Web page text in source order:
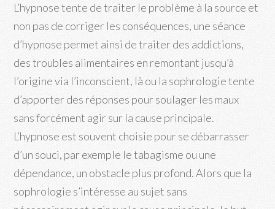
L’hypnose tente de traiter le problème à la source et
non pas de corriger les conséquences, une séance
d’hypnose permet ainsi de traiter des addictions,
des troubles alimentaires en remontant jusqu’à
l’origine via l’inconscient, là ou la sophrologie tente
d’apporter des réponses pour soulager les maux
sans forcément agir sur la cause principale.
L’hypnose est souvent choisie pour se débarrasser
d’un souci, par exemple le tabagisme ou une
dépendance, un obstacle plus profond. Alors que la
sophrologie s’intéresse au sujet sans